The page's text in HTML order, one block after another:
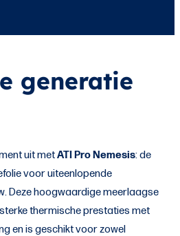
generatie
uit metATI Pro Nemesis: de
voor uiteenlopende
Deze hoogwaardige meerlaagse
thermische prestaties met
en is geschikt voor zowel